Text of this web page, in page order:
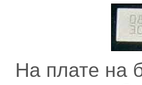
На плате на